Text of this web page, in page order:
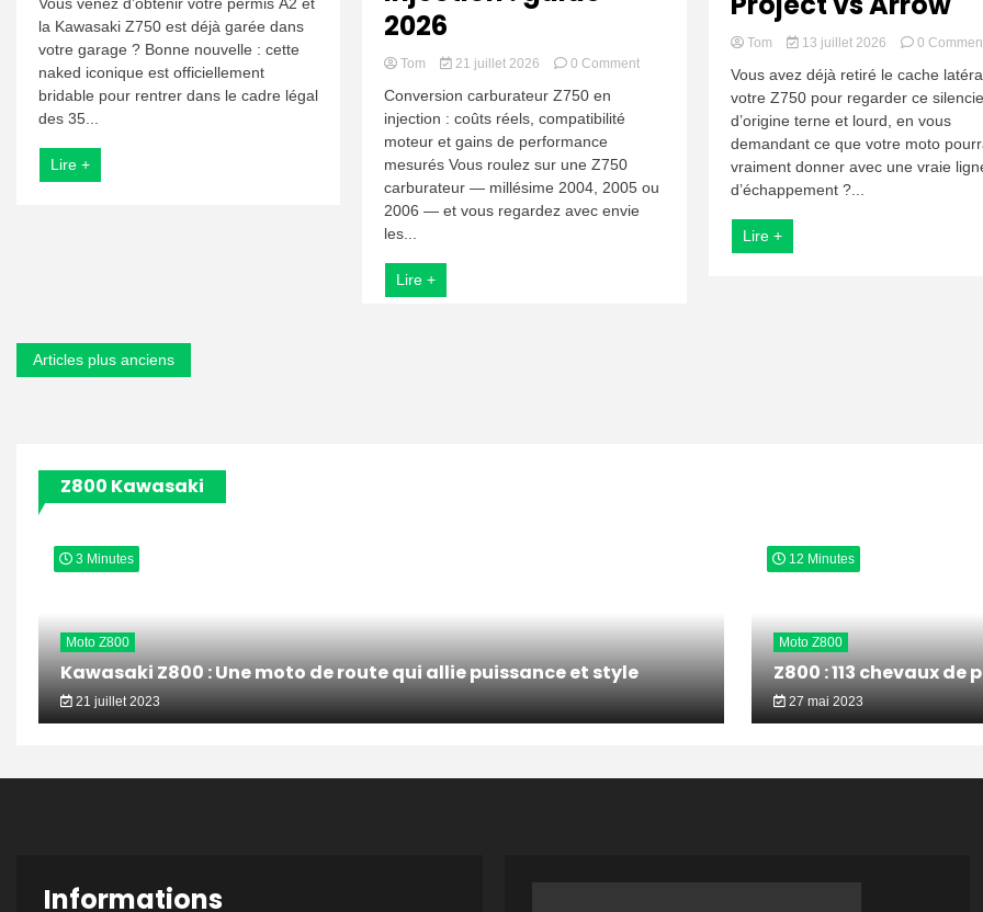
A2
bridable
:
de
restriction
Vous venez d’obtenir votre permis A2 et
la Kawasaki Z750 est déjà garée dans
votre garage ? Bonne nouvelle : cette
naked iconique est officiellement
bridable pour rentrer dans le cadre légal
des 35...
Lire +
2026
Tom 21 juillet 2026 0 Commenton
Conversion carburateur Z750 en
injection : coûts réels, compatibilité
moteur et gains de performance
mesurés Vous roulez sur une Z750
carburateur — millésime 2004, 2005 ou
2006 — et vous regardez avec envie
les...
Lire +
Tom 13 juillet 2026 0
Vous avez déjà retiré le cache
votre Z750 pour regarder ce
d’origine terne et lourd, en vous
demandant ce que votre moto
vraiment donner avec une vraie
d’échappement ?...
Lire +
Navigation
Articles plus anciens
Z800 Kawasaki
3 Minutes
Moto Z800
Kawasaki Z800 : Une moto de route qui allie puissance et style
21 juillet 2023
12 Minutes
Moto Z800
Z800 : 113 chevaux
27 mai 2023
Informations